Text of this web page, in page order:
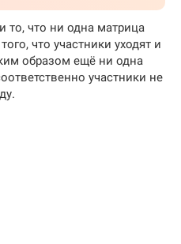
что ни одна матрица
что участники уходят и
образом ещё ни одна
участники не